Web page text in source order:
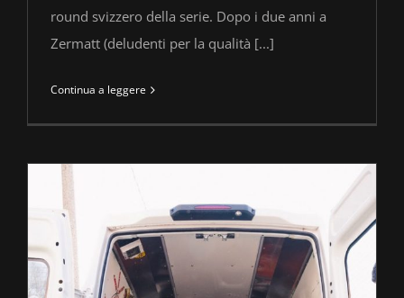
round svizzero della serie. Dopo i due anni a
Zermatt (deludenti per la qualità [...]
Continua a leggere